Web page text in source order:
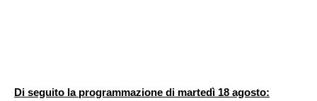
Di seguito la programmazione di martedì 18 agosto: